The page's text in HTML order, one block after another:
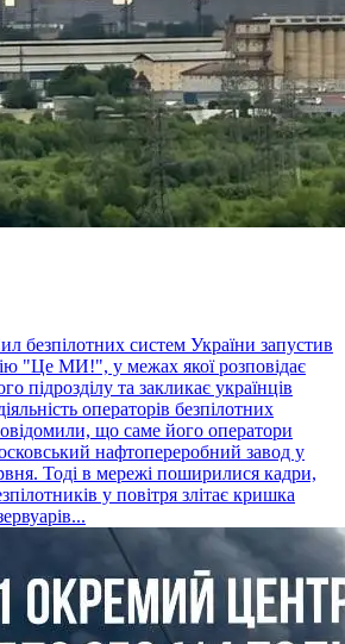
безпілотних систем України запустив
"Це МИ!", у межах якої розповідає
підрозділу та закликає українців
операторів безпілотних
що саме його оператори
нафтопереробний завод у
Тоді в мережі поширилися кадри,
у повітря злітає кришка